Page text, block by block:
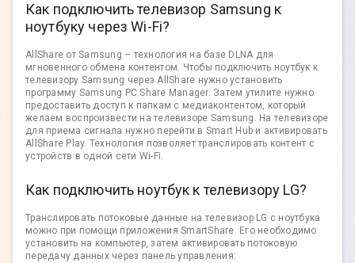
Как подключить телевизор Samsung к
ноутбуку через Wi-Fi?
AllShare от Samsung – технология на базе DLNA для
мгновенного обмена контентом. Чтобы подключить ноутбук к
телевизору Samsung через AllShare нужно установить
программу Samsung PC Share Manager. Затем утилите нужно
предоставить доступ к папкам с медиаконтентом, который
желаем воспроизвести на телевизоре Samsung. На телевизоре
для приема сигнала нужно перейти в Smart Hub и активировать
AllShare Play. Технология позволяет транслировать контент с
устройств в одной сети Wi-Fi.
Как подключить ноутбук к телевизору LG?
Транслировать потоковые данные на телевизор LG с ноутбука
можно при помощи приложения SmartShare. Его необходимо
установить на компьютер, затем активировать потоковую
передачу данных через панель управления: